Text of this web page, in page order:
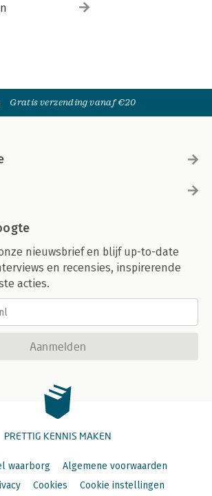
Gratis verzending vanaf €20
nieuwsbrief en blijf up-to-date
en recensies, inspirerende
acties.
Aanmelden
PRETTIG KENNIS MAKEN
waarborg
Algemene voorwaarden
Cookies Cookie instellingen